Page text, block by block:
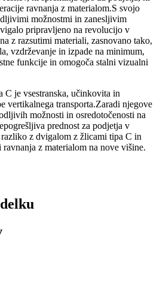
ravnanja z materialom.S svojo
možnostmi in zanesljivim
pripravljeno na revolucijo v
z razsutimi materiali, zasnovano tako,
vzdrževanje in izpade na minimum,
funkcije in omogoča stalni vizualni
C je vsestranska, učinkovita in
vertikalnega transporta.Zaradi njegove
možnosti in osredotočenosti na
prednost za podjetja v
z dvigalom z žlicami tipa C in
z materialom na nove višine.